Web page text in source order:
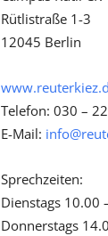
Rütlistraße 1-3
12045 Berlin
Telefon: 030 –
E-Mail:
Sprechzeiten:
Dienstags 10.00
Donnerstags